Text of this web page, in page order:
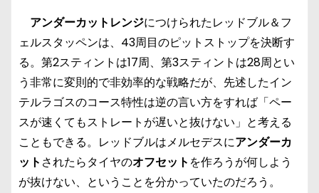
アンダーカットレンジにつけられたレッドブル＆フ
ェルスタッペンは、43周目のピットストップを決断す
る。第2スティントは17周、第3スティントは28周とい
う非常に変則的で非効率的な戦略だが、先述したイン
テルラゴスのコース特性は逆の言い方をすれば「ペー
スが速くてもストレートが遅いと抜けない」と考える
こともできる。レッドブルはメルセデスにアンダーカ
ット されたらタイヤのオフセット を作ろうが何しよう
が抜けない、ということを分かっていたのだろう。